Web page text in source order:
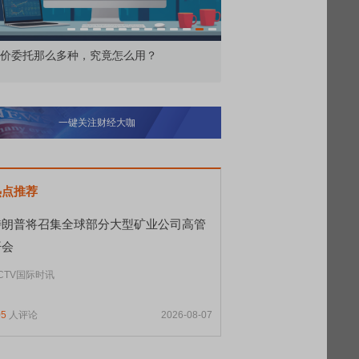
所顶格打新居然只能中碎股
一键关注财经大咖
推荐
普将召集全球部分大型矿业公司高管
国际时讯
人评论 2026-08-07